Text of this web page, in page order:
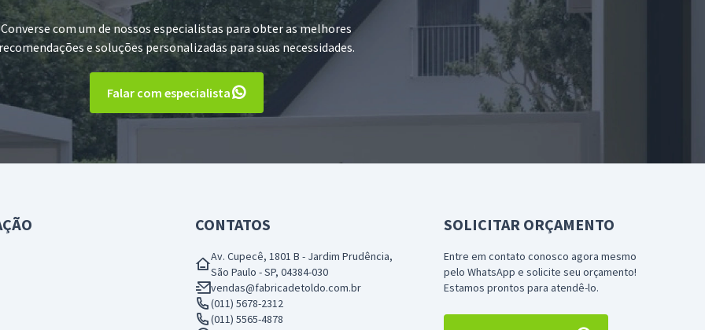
Converse com um de nossos especialistas para obter as melhores
e soluções personalizadas para suas necessidades.
Falar com especialista
CONTATOS
Av. Cupecê, 1801 B - Jardim Prudência,
São Paulo - SP, 04384-030
vendas@fabricadetoldo.com.br
(011) 5678-2312
(011) 5565-4878
SOLICITAR ORÇAMENTO
Entre em contato conosco agora mesmo
pelo WhatsApp e solicite seu orçamento!
Estamos prontos para atendê-lo.